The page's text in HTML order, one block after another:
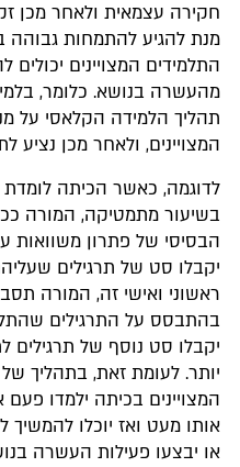
חקירה עצמאית ולאחר מכן
מנת להגיע להתמחות
התלמידים המצויינים
מהעשרה בנושא. כלומר,
תהליך הלמידה הקלאסי על
המצויינים, ולאחר מכן נציע
לדוגמה, כאשר הכיתה לומדת
בשיעור מתמטיקה, המורה
הבסיסי של פתרון משוואות
יקבלו סט של תרגילים
ראשוני ואישי זה, המורה
בהתבסס על התרגילים
יקבלו סט נוסף של תרגילים
יותר. לעומת זאת, בתהליך
המצויינים בכיתה ילמדו
אותו מעט ואז יוכלו להמשיך
או יבצעו פעילות העשרה